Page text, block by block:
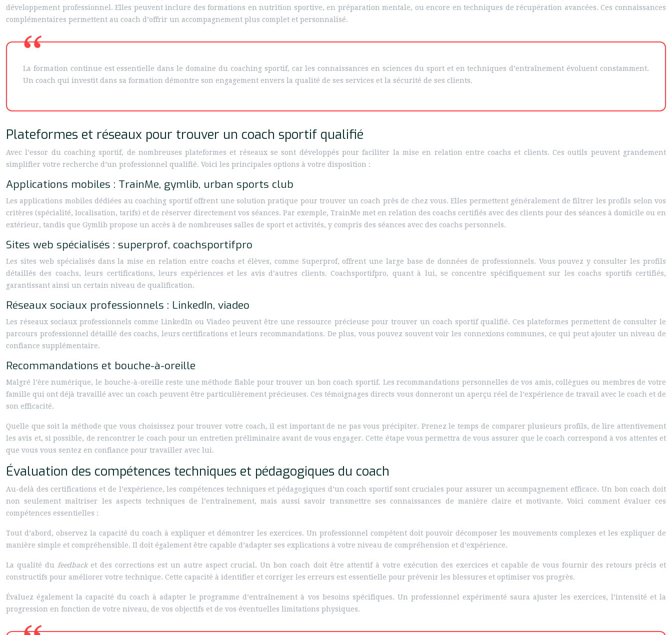
développement professionnel. Elles peuvent inclure des formations en nutrition sportive, en préparation mentale, ou encore en techniques de récupération avancées. Ces connaissances
complémentaires permettent au coach d’offrir un accompagnement plus complet et personnalisé.
La formation continue est essentielle dans le domaine du coaching sportif, car les connaissances en sciences du sport et en techniques d’entraînement évoluent constamment.
Un coach qui investit dans sa formation démontre son engagement envers la qualité de ses services et la sécurité de ses clients.
Plateformes et réseaux pour trouver un coach sportif qualifié
Avec l’essor du coaching sportif, de nombreuses plateformes et réseaux se sont développés pour faciliter la mise en relation entre coachs et clients. Ces outils peuvent grandement
simplifier votre recherche d’un professionnel qualifié. Voici les principales options à votre disposition :
Applications mobiles : TrainMe, gymlib, urban sports club
Les applications mobiles dédiées au coaching sportif offrent une solution pratique pour trouver un coach près de chez vous. Elles permettent généralement de filtrer les profils selon vos
critères (spécialité, localisation, tarifs) et de réserver directement vos séances. Par exemple, TrainMe met en relation des coachs certifiés avec des clients pour des séances à domicile ou en
extérieur, tandis que Gymlib propose un accès à de nombreuses salles de sport et activités, y compris des séances avec des coachs personnels.
Sites web spécialisés : superprof, coachsportifpro
Les sites web spécialisés dans la mise en relation entre coachs et élèves, comme Superprof, offrent une large base de données de professionnels. Vous pouvez y consulter les profils
détaillés des coachs, leurs certifications, leurs expériences et les avis d’autres clients. Coachsportifpro, quant à lui, se concentre spécifiquement sur les coachs sportifs certifiés,
garantissant ainsi un certain niveau de qualification.
Réseaux sociaux professionnels : LinkedIn, viadeo
Les réseaux sociaux professionnels comme LinkedIn ou Viadeo peuvent être une ressource précieuse pour trouver un coach sportif qualifié. Ces plateformes permettent de consulter le
parcours professionnel détaillé des coachs, leurs certifications et leurs recommandations. De plus, vous pouvez souvent voir les connexions communes, ce qui peut ajouter un niveau de
confiance supplémentaire.
Recommandations et bouche-à-oreille
Malgré l’ère numérique, le bouche-à-oreille reste une méthode fiable pour trouver un bon coach sportif. Les recommandations personnelles de vos amis, collègues ou membres de votre
famille qui ont déjà travaillé avec un coach peuvent être particulièrement précieuses. Ces témoignages directs vous donneront un aperçu réel de l’expérience de travail avec le coach et de
son efficacité.
Quelle que soit la méthode que vous choisissez pour trouver votre coach, il est important de ne pas vous précipiter. Prenez le temps de comparer plusieurs profils, de lire attentivement
les avis et, si possible, de rencontrer le coach pour un entretien préliminaire avant de vous engager. Cette étape vous permettra de vous assurer que le coach correspond à vos attentes et
que vous vous sentez en confiance pour travailler avec lui.
Évaluation des compétences techniques et pédagogiques du coach
Au-delà des certifications et de l’expérience, les compétences techniques et pédagogiques d’un coach sportif sont cruciales pour assurer un accompagnement efficace. Un bon coach doit
non seulement maîtriser les aspects techniques de l’entraînement, mais aussi savoir transmettre ses connaissances de manière claire et motivante. Voici comment évaluer ces
compétences essentielles :
Tout d’abord, observez la capacité du coach à expliquer et démontrer les exercices. Un professionnel compétent doit pouvoir décomposer les mouvements complexes et les expliquer de
manière simple et compréhensible. Il doit également être capable d’adapter ses explications à votre niveau de compréhension et d’expérience.
La qualité du feedback et des corrections est un autre aspect crucial. Un bon coach doit être attentif à votre exécution des exercices et capable de vous fournir des retours précis et
constructifs pour améliorer votre technique. Cette capacité à identifier et corriger les erreurs est essentielle pour prévenir les blessures et optimiser vos progrès.
Évaluez également la capacité du coach à adapter le programme d’entraînement à vos besoins spécifiques. Un professionnel expérimenté saura ajuster les exercices, l’intensité et la
progression en fonction de votre niveau, de vos objectifs et de vos éventuelles limitations physiques.